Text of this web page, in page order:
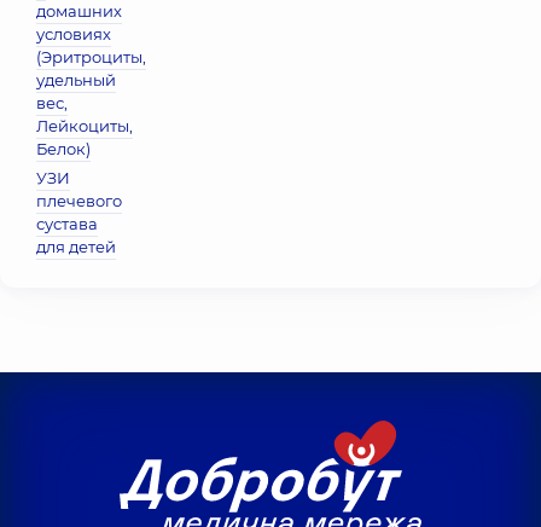
домашних
условиях
(Эритроциты,
удельный
вес,
Лейкоциты,
Белок)
УЗИ
плечевого
сустава
для детей